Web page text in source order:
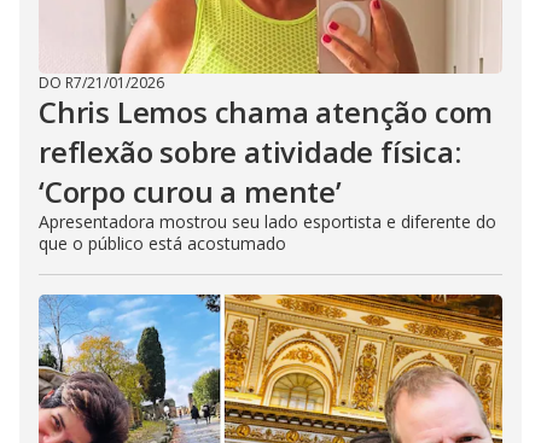
DO R7/21/01/2026
Chris Lemos chama atenção com
reflexão sobre atividade física:
‘Corpo curou a mente’
Apresentadora mostrou seu lado esportista e diferente do
que o público está acostumado